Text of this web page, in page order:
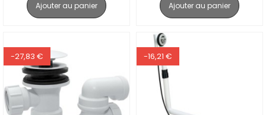
Ajouter au panier Ajouter au panier
-27,83 € -16,21 €